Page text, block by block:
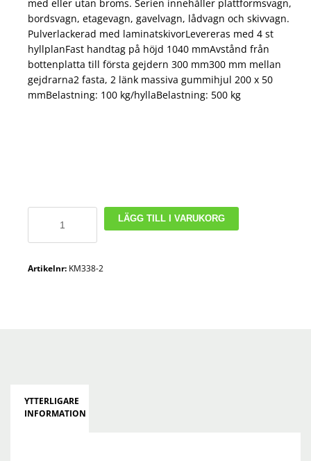
med eller utan broms. Serien innehåller plattformsvagn,
bordsvagn, etagevagn, gavelvagn, lådvagn och skivvagn.
Pulverlackerad med laminatskivorLevereras med 4 st
hyllplanFast handtag på höjd 1040 mmAvstånd från
bottenplatta till första gejdern 300 mm300 mm mellan
gejdrarna2 fasta, 2 länk massiva gummihjul 200 x 50
mmBelastning: 100 kg/hyllaBelastning: 500 kg
LÄGG TILL I VARUKORG
Artikelnr: KM338-2
YTTERLIGARE
INFORMATION